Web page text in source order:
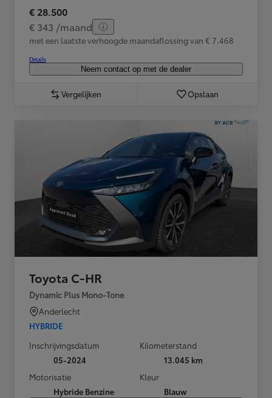
€ 28.500
€ 343 /maand
met een laatste verhoogde maandaflossing van € 7.468
Details
Neem contact op met de dealer
Vergelijken Opslaan
Toyota C-HR
Dynamic Plus Mono-Tone
Anderlecht
HYBRIDE
Inschrijvingsdatum
05-2024
Kilometerstand
13.045 km
Motorisatie
Hybride Benzine
Kleur
Blauw